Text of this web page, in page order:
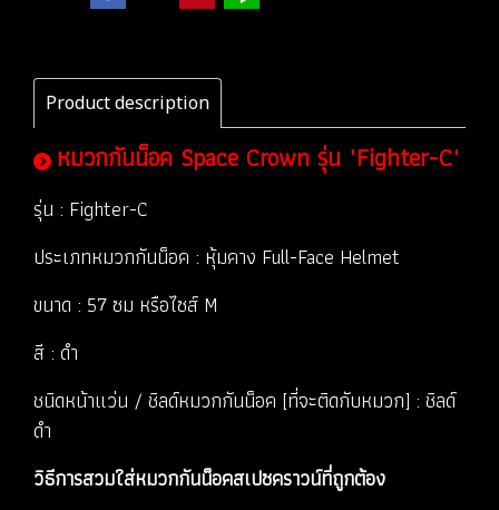
Product description
หมวกกันน็อค Space Crown รุ่น "Fighter-C"
รุ่น : Fighter-C
ประเภทหมวกกันน็อค : หุ้มคาง Full-Face Helmet
ขนาด : 57 ซม หรือไซส์ M
สี : ดำ
ชนิดหน้าแว่น / ชิลด์หมวกกันน็อค [ที่จะติดกับหมวก] : ชิลด์
ดำ
วิธีการสวมใส่หมวกกันน็อคสเปซคราวน์ที่ถูกต้อง